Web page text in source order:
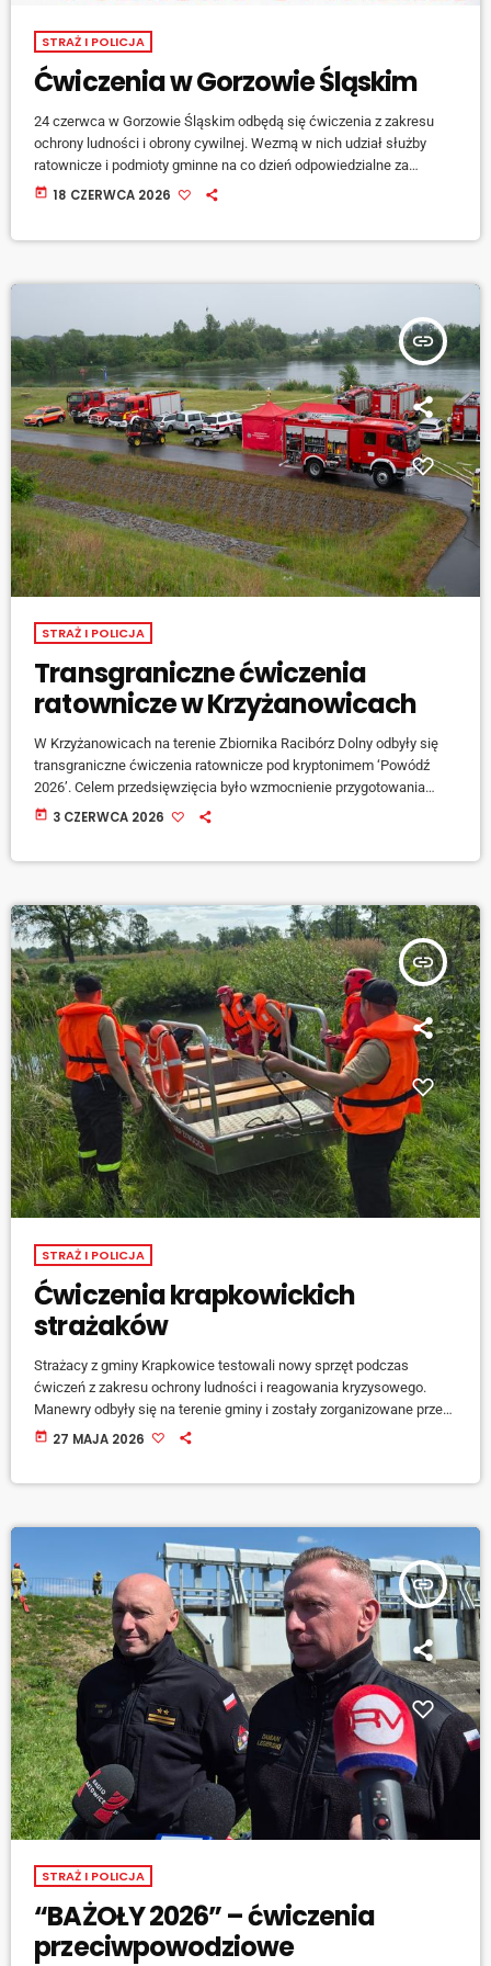
STRAŻ I POLICJA
Ćwiczenia w Gorzowie Śląskim
24 czerwca w Gorzowie Śląskim odbędą się ćwiczenia z zakresu
ochrony ludności i obrony cywilnej. Wezmą w nich udział służby
ratownicze i podmioty gminne na co dzień odpowiedzialne za
bezpieczeństwo mieszkańców. W trakcie ćwiczeń mogą być
today 18 CZERWCA 2026
insert_link
STRAŻ I POLICJA
Transgraniczne ćwiczenia
ratownicze w Krzyżanowicach
W Krzyżanowicach na terenie Zbiornika Racibórz Dolny odbyły się
transgraniczne ćwiczenia ratownicze pod kryptonimem ‘Powódź
2026’. Celem przedsięwzięcia było wzmocnienie przygotowania
jednostek z Polski i Czech do współpracy w reagowaniu na skutki
today 3 CZERWCA 2026
insert_link
STRAŻ I POLICJA
Ćwiczenia krapkowickich
strażaków
Strażacy z gminy Krapkowice testowali nowy sprzęt podczas
ćwiczeń z zakresu ochrony ludności i reagowania kryzysowego.
Manewry odbyły się na terenie gminy i zostały zorganizowane przez
burmistrza Krapkowic zgodnie z ustawą o ochronie ludności i
today 27 MAJA 2026
insert_link
STRAŻ I POLICJA
“BAŻOŁY 2026” – ćwiczenia
przeciwpowodziowe